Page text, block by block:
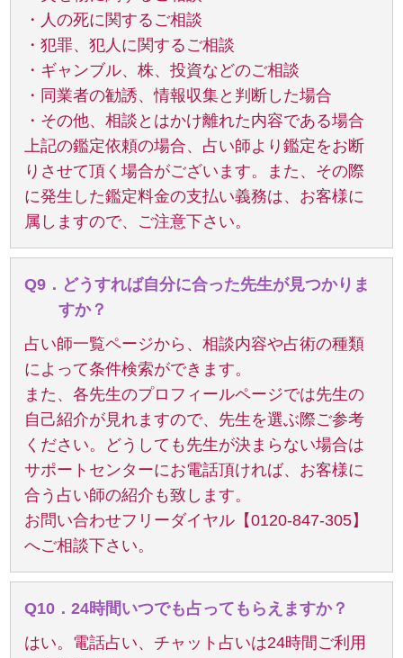
・人の死に関するご相談
・犯罪、犯人に関するご相談
・ギャンブル、株、投資などのご相談
・同業者の勧誘、情報収集と判断した場合
・その他、相談とはかけ離れた内容である場合
上記の鑑定依頼の場合、占い師より鑑定をお断
りさせて頂く場合がございます。また、その際
に発生した鑑定料金の支払い義務は、お客様に
属しますので、ご注意下さい。
Q9．どうすれば自分に合った先生が見つかりま
すか？
占い師一覧ページから、相談内容や占術の種類
によって条件検索ができます。
また、各先生のプロフィールページでは先生の
自己紹介が見れますので、先生を選ぶ際ご参考
ください。どうしても先生が決まらない場合は
サポートセンターにお電話頂ければ、お客様に
合う占い師の紹介も致します。
お問い合わせフリーダイヤル【0120-847-305】
へご相談下さい。
Q10．24時間いつでも占ってもらえますか？
はい。電話占い、チャット占いは24時間ご利用